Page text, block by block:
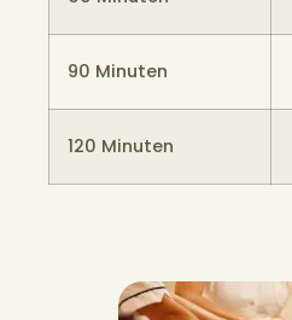
90 Minuten
120 Minuten